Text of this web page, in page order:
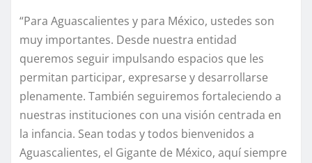
“Para Aguascalientes y para México, ustedes son
muy importantes. Desde nuestra entidad
queremos seguir impulsando espacios que les
permitan participar, expresarse y desarrollarse
plenamente. También seguiremos fortaleciendo a
nuestras instituciones con una visión centrada en
la infancia. Sean todas y todos bienvenidos a
Aguascalientes, el Gigante de México, aquí siempre